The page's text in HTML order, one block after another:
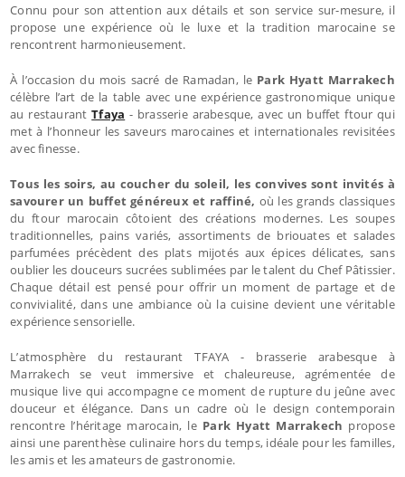
Connu pour son attention aux détails et son service sur-mesure, il
propose une expérience où le luxe et la tradition marocaine se
rencontrent harmonieusement.
À l’occasion du mois sacré de Ramadan, le Park Hyatt Marrakech
célèbre l’art de la table avec une expérience gastronomique unique
au restaurantTfaya - brasserie arabesque, avec un buffet ftour qui
met à l’honneur les saveurs marocaines et internationales revisitées
avec finesse.
Tous les soirs, au coucher du soleil, les convives sont invités à
savourer un buffet généreux et raffiné, où les grands classiques
du ftour marocain côtoient des créations modernes. Les soupes
traditionnelles, pains variés, assortiments de briouates et salades
parfumées précèdent des plats mijotés aux épices délicates, sans
oublier les douceurs sucrées sublimées par le talent du Chef Pâtissier.
Chaque détail est pensé pour offrir un moment de partage et de
convivialité, dans une ambiance où la cuisine devient une véritable
expérience sensorielle.
L’atmosphère du restaurant TFAYA - brasserie arabesque à
Marrakech se veut immersive et chaleureuse, agrémentée de
musique live qui accompagne ce moment de rupture du jeûne avec
douceur et élégance. Dans un cadre où le design contemporain
rencontre l’héritage marocain, le Park Hyatt Marrakech propose
ainsi une parenthèse culinaire hors du temps, idéale pour les familles,
les amis et les amateurs de gastronomie.